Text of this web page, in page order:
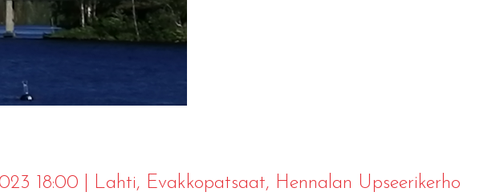
18:00 Lahti, Evakkopatsaat, Hennalan Upseerikerho